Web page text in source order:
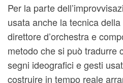
Per la parte
usata anche la tecnica
direttore d’orchestra e
metodo che si può tradurre
segni ideografici e gesti
costruire in tempo reale